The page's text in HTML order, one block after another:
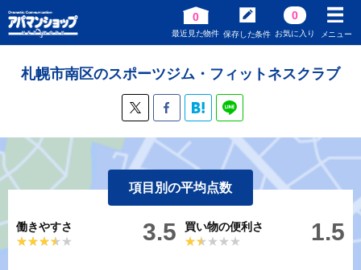
0
最近見た物件 保存した条件
0
お気に入り メニュー
札幌市南区のスポーツジム・フィットネスクラブ
項目別の平均点数
働きやすさ
★★★★★
★★★★★ 3.5
買い物の便利さ
★★★★★
★★★★★ 1.5